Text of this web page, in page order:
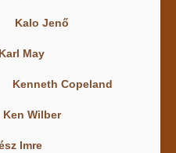
Kalo Jenő
Karl May
Kenneth Copeland
Ken Wilber
Imre